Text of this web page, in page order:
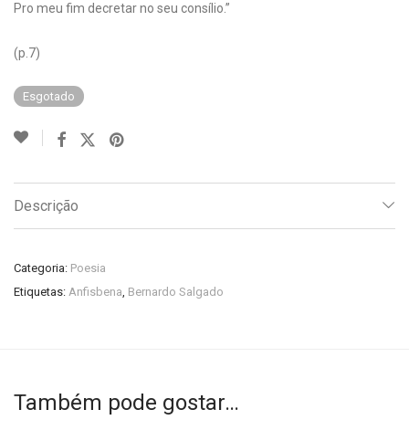
Pro meu fim decretar no seu consílio.”
(p.7)
Esgotado
Descrição
Categoria: Poesia
Etiquetas: Anfisbena, Bernardo Salgado
Também pode gostar…